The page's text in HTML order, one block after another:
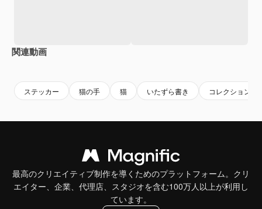
関連動画
ステッカー 猫の手 猫 いたずら書き コレクション
最高のクリエイティブ制作を導くためのプラットフォーム。クリ
エイター、企業、代理店、スタジオを含む100万人以上が利用し
ています。